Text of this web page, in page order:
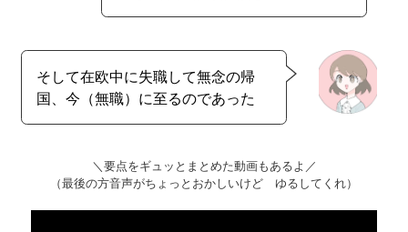
そして在欧中に失職して無念の帰
国、今（無職）に至るのであった
＼要点をギュッとまとめた動画もあるよ／
（最後の方音声がちょっとおかしいけど ゆるしてくれ）